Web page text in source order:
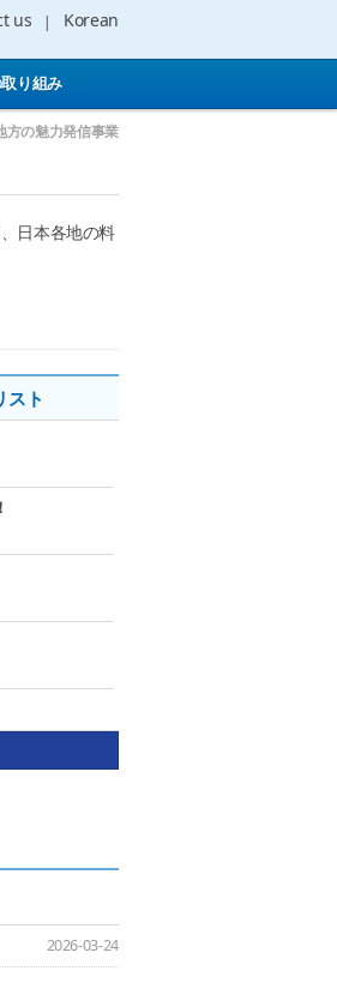
us Korean
り組み
方の魅力発信事業
日本各地の料
スト
2026-03-24